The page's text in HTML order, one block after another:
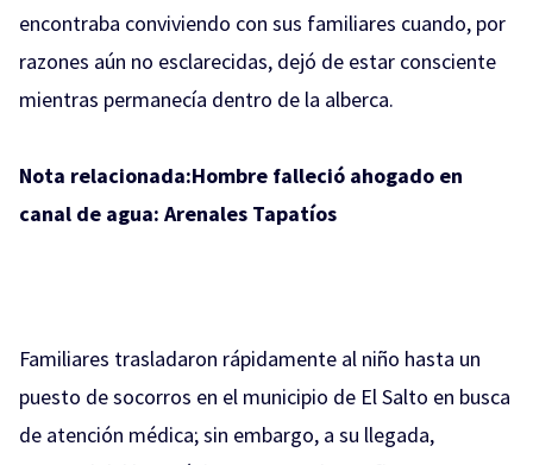
encontraba conviviendo con sus familiares cuando, por
razones aún no esclarecidas, dejó de estar consciente
mientras permanecía dentro de la alberca.
Nota relacionada:Hombre falleció ahogado en
canal de agua: Arenales Tapatíos
Familiares trasladaron rápidamente al niño hasta un
puesto de socorros en el municipio de El Salto en busca
de atención médica; sin embargo, a su llegada,